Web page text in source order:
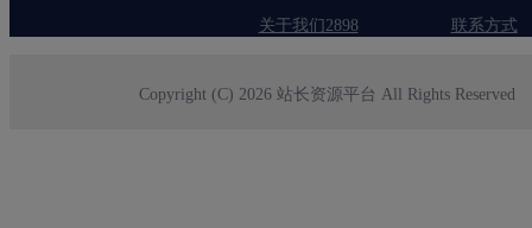
关于我们2898 联系方式
Copyright (C) 2026 站长资源平台 All Rights Reserved